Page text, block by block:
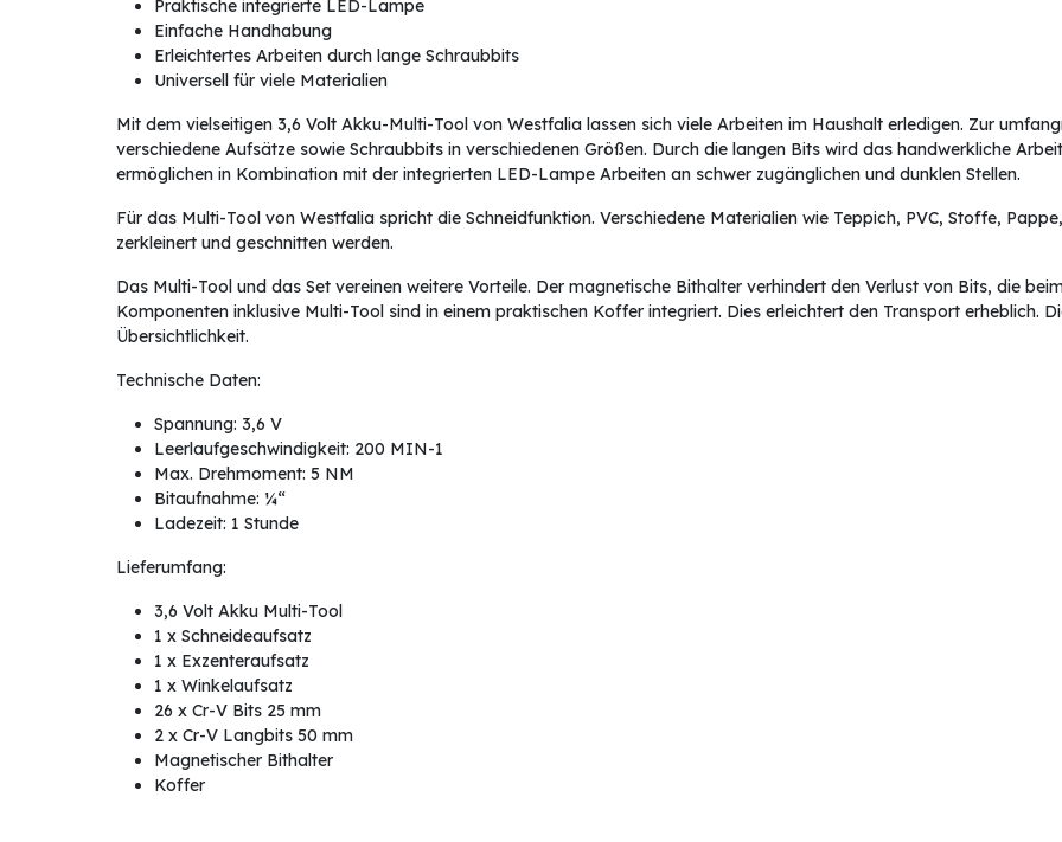
Praktische integrierte LED-Lampe
Einfache Handhabung
Erleichtertes Arbeiten durch lange Schraubbits
Universell für viele Materialien
Mit dem vielseitigen 3,6 Volt Akku-Multi-Tool von Westfalia lassen sich viele Arbeiten im Haushalt erledigen. Zur
verschiedene Aufsätze sowie Schraubbits in verschiedenen Größen. Durch die langen Bits wird das handwerkliche
ermöglichen in Kombination mit der integrierten LED-Lampe Arbeiten an schwer zugänglichen und dunklen Stellen.
Für das Multi-Tool von Westfalia spricht die Schneidfunktion. Verschiedene Materialien wie Teppich, PVC, Stoffe,
zerkleinert und geschnitten werden.
Das Multi-Tool und das Set vereinen weitere Vorteile. Der magnetische Bithalter verhindert den Verlust von Bits, die
Komponenten inklusive Multi-Tool sind in einem praktischen Koffer integriert. Dies erleichtert den Transport erheblich.
Übersichtlichkeit.
Technische Daten:
Spannung: 3,6 V
Leerlaufgeschwindigkeit: 200 MIN-1
Max. Drehmoment: 5 NM
Bitaufnahme: ¼“
Ladezeit: 1 Stunde
Lieferumfang:
3,6 Volt Akku Multi-Tool
1 x Schneideaufsatz
1 x Exzenteraufsatz
1 x Winkelaufsatz
26 x Cr-V Bits 25 mm
2 x Cr-V Langbits 50 mm
Magnetischer Bithalter
Koffer